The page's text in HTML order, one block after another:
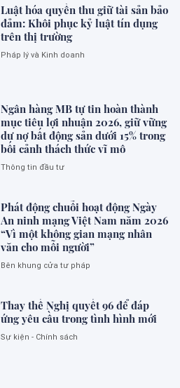
Luật hóa quyền thu giữ tài sản bảo
đảm: Khôi phục kỷ luật tín dụng
trên thị trường
Pháp lý và Kinh doanh
Ngân hàng MB tự tin hoàn thành
mục tiêu lợi nhuận 2026, giữ vững
dư nợ bất động sản dưới 15% trong
bối cảnh thách thức vĩ mô
Thông tin đầu tư
Phát động chuỗi hoạt động Ngày
An ninh mạng Việt Nam năm 2026
“Vì một không gian mạng nhân
văn cho mỗi người”
Bên khung cửa tư pháp
Thay thế Nghị quyết 96 để đáp
ứng yêu cầu trong tình hình mới
Sự kiện - Chính sách